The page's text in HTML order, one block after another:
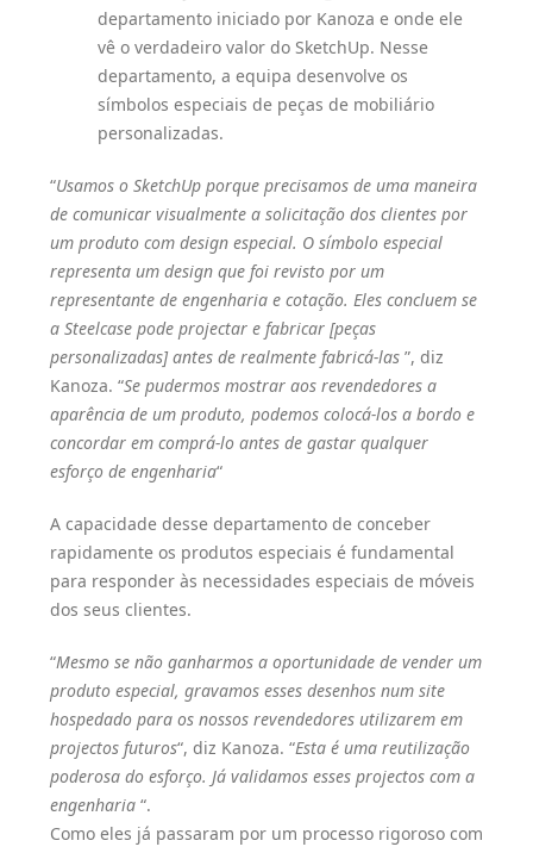
departamento iniciado por Kanoza e onde ele
vê o verdadeiro valor do SketchUp. Nesse
departamento, a equipa desenvolve os
símbolos especiais de peças de mobiliário
personalizadas.
“Usamos o SketchUp porque precisamos de uma maneira
de comunicar visualmente a solicitação dos clientes por
um produto com design especial. O símbolo especial
representa um design que foi revisto por um
representante de engenharia e cotação. Eles concluem se
a Steelcase pode projectar e fabricar [peças
personalizadas] antes de realmente fabricá-las ”, diz
Kanoza. “Se pudermos mostrar aos revendedores a
aparência de um produto, podemos colocá-los a bordo e
concordar em comprá-lo antes de gastar qualquer
esforço de engenharia“
A capacidade desse departamento de conceber
rapidamente os produtos especiais é fundamental
para responder às necessidades especiais de móveis
dos seus clientes.
“Mesmo se não ganharmos a oportunidade de vender um
produto especial, gravamos esses desenhos num site
hospedado para os nossos revendedores utilizarem em
projectos futuros“, diz Kanoza. “Esta é uma reutilização
poderosa do esforço. Já validamos esses projectos com a
engenharia “.
Como eles já passaram por um processo rigoroso com